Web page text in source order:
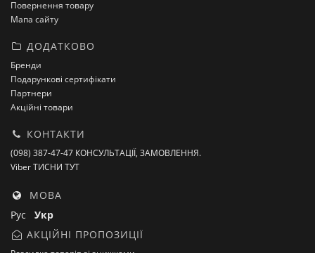
Повернення товару
Мапа сайту
ДОДАТКОВО
Бренди
Подарункові сертифікати
Партнери
Акційні товари
КОНТАКТИ
(098) 387-47-47 КОНСУЛЬТАЦІЇ, ЗАМОВЛЕННЯ.
Viber ТИСНИ ТУТ
МОВА
Рус Укр
АКЦІЙНІ ПРОПОЗИЦІЇ